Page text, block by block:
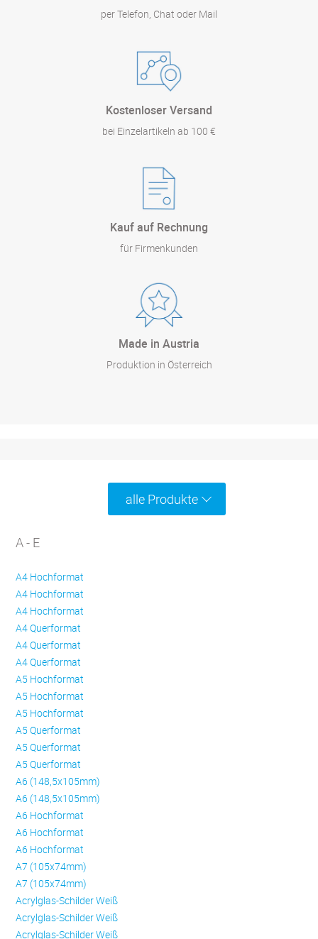
per Telefon, Chat oder Mail
Kostenloser Versand
bei Einzelartikeln ab 100 €
Kauf auf Rechnung
für Firmenkunden
Made in Austria
Produktion in Österreich
alle Produkte
A - E
A4 Hochformat
A4 Hochformat
A4 Hochformat
A4 Querformat
A4 Querformat
A4 Querformat
A5 Hochformat
A5 Hochformat
A5 Hochformat
A5 Querformat
A5 Querformat
A5 Querformat
A6 (148,5x105mm)
A6 (148,5x105mm)
A6 Hochformat
A6 Hochformat
A6 Hochformat
A7 (105x74mm)
A7 (105x74mm)
Acrylglas-Schilder Weiß
Acrylglas-Schilder Weiß
Acrylglas-Schilder Weiß